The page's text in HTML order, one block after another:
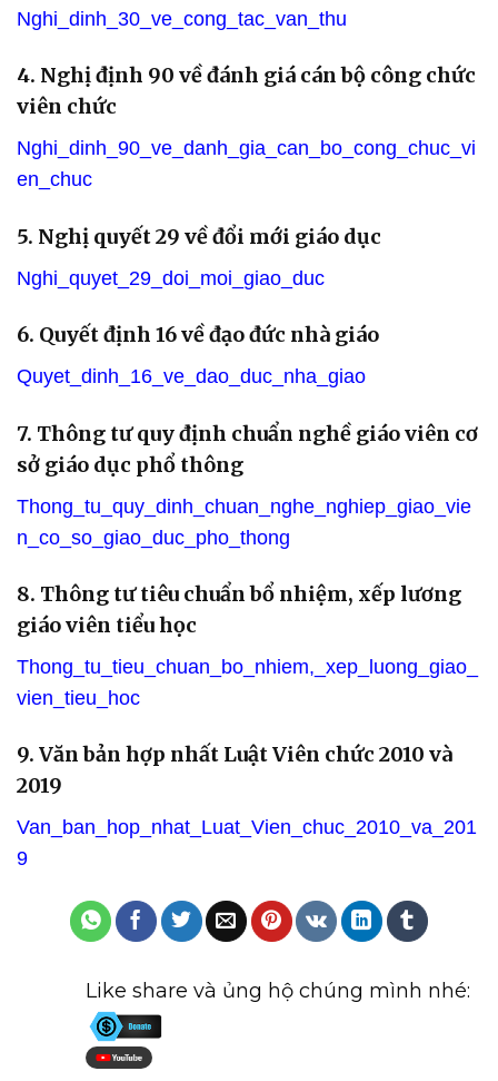
Nghi_dinh_30_ve_cong_tac_van_thu
4. Nghị định 90 về đánh giá cán bộ công chức
viên chức
Nghi_dinh_90_ve_danh_gia_can_bo_cong_chuc_vi
en_chuc
5. Nghị quyết 29 về đổi mới giáo dục
Nghi_quyet_29_doi_moi_giao_duc
6. Quyết định 16 về đạo đức nhà giáo
Quyet_dinh_16_ve_dao_duc_nha_giao
7. Thông tư quy định chuẩn nghề giáo viên cơ
sở giáo dục phổ thông
Thong_tu_quy_dinh_chuan_nghe_nghiep_giao_vie
n_co_so_giao_duc_pho_thong
8. Thông tư tiêu chuẩn bổ nhiệm, xếp lương
giáo viên tiểu học
Thong_tu_tieu_chuan_bo_nhiem,_xep_luong_giao_
vien_tieu_hoc
9. Văn bản hợp nhất Luật Viên chức 2010 và
2019
Van_ban_hop_nhat_Luat_Vien_chuc_2010_va_201
9
Like share và ủng hộ chúng mình nhé: